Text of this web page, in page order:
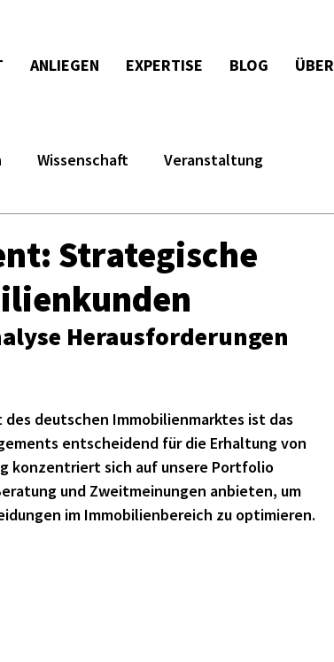
ANLIEGEN EXPERTISE BLOG ÜBER
Wissenschaft Veranstaltung
Strategische
Herausforderungen
deutschen Immobilienmarktes ist das
entscheidend für die Erhaltung von
konzentriert sich auf unsere Portfolio
und Zweitmeinungen anbieten, um
im Immobilienbereich zu optimieren.